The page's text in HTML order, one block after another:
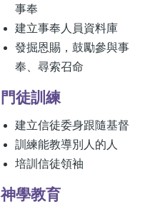
事奉
建立事奉人員資料庫
發掘恩賜，鼓勵參與事
奉、尋索召命
門徒訓練
建立信徒委身跟隨基督
訓練能教導別人的人
培訓信徒領袖
神學教育